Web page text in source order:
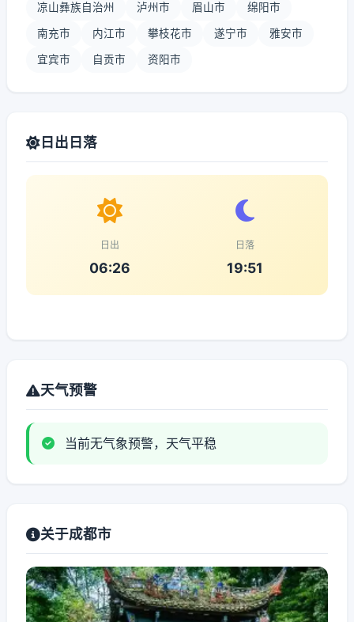
凉山彝族自治州 泸州市 眉山市 绵阳市
南充市 内江市 攀枝花市 遂宁市 雅安市
宜宾市 自贡市 资阳市
日出日落
日出
06:26
日落
19:51
天气预警
当前无气象预警，天气平稳
关于成都市